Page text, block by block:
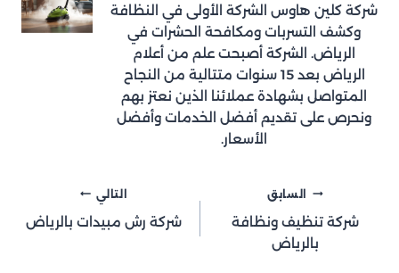
شركة كلين هاوس الشركة الأولى في النظافة
وكشف التسربات ومكافحة الحشرات في
الرياض. الشركة أصبحت علم من أعلام
الرياض بعد 15 سنوات متتالية من النجاح
المتواصل بشهادة عملائنا الذين نعتز بهم
ونحرص على تقديم أفضل الخدمات وأفضل
الأسعار.
تصفّح
المقالات
السابق
شركة تنظيف ونظافة
بالرياض
التالي
شركة رش مبيدات بالرياض